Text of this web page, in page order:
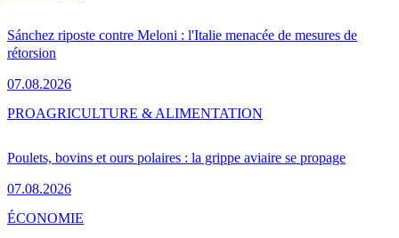
Sánchez riposte contre Meloni : l'Italie menacée de mesures de
rétorsion
07.08.2026
Poulets, bovins et ours polaires : la grippe aviaire se propage
07.08.2026
PROAGRICULTURE & ALIMENTATION
ÉCONOMIE